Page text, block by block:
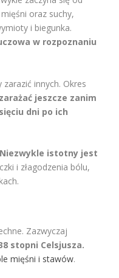
oraz suchy,
i biegunka.
w rozpoznaniu
innych. Okres
jeszcze zanim
dni po ich
Niezwykle istotny jest
i złagodzenia bólu,
Zazwyczaj
stopni Celsjusza.
mięśni i stawów.